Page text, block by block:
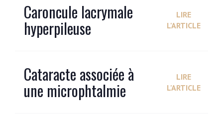
Caroncule lacrymale
hyperpileuse
LIRE
L'ARTICLE
Cataracte associée à
une microphtalmie
LIRE
L'ARTICLE